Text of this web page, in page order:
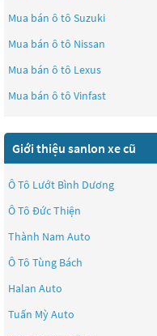
Mua bán ô tô Suzuki
Mua bán ô tô Nissan
Mua bán ô tô Lexus
Mua bán ô tô Vinfast
Giới thiệu sanlon xe cũ
Ô Tô Lướt Bình Dương
Ô Tô Đức Thiện
Thành Nam Auto
Ô Tô Tùng Bách
Halan Auto
Tuấn Mỳ Auto